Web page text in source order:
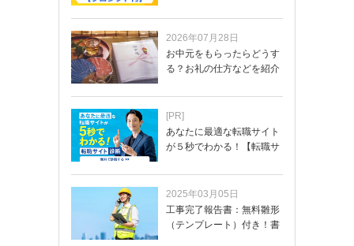
2026年07月28日
お中元をもらったらどうす
る？お礼の仕方などを紹介
[PR]
あなたに最適な転職サイト
が５秒でわかる！【転職サ
2025年03月05日
工事完了報告書：無料雛形
（テンプレート）付き！書